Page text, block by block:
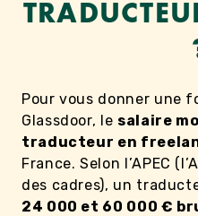
Pour vous donner une
Glassdoor, le salaire
traducteur en
France. Selon l’APEC
des cadres), un
24 000 et 60 000 €